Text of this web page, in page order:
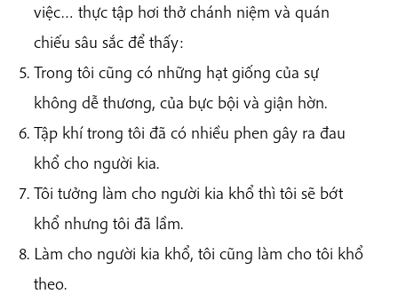
việc… thực tập hơi thở chánh niệm và quán
chiếu sâu sắc để thấy:
Trong tôi cũng có những hạt giống của sự
không dễ thương, của bực bội và giận hờn.
Tập khí trong tôi đã có nhiều phen gây ra đau
khổ cho người kia.
Tôi tưởng làm cho người kia khổ thì tôi sẽ bớt
khổ nhưng tôi đã lầm.
Làm cho người kia khổ, tôi cũng làm cho tôi khổ
theo.